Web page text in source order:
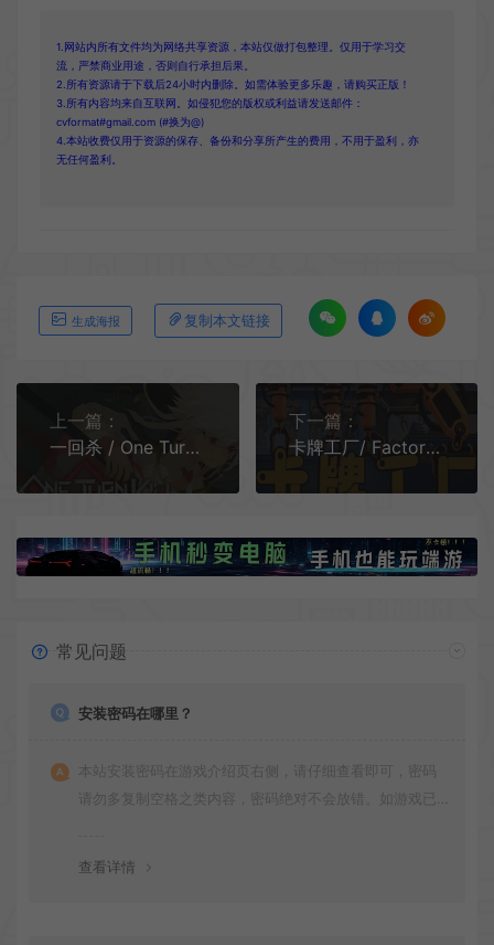
1.网站内所有文件均为网络共享资源，本站仅做打包整理。仅用于学习交
流，严禁商业用途，否则自行承担后果。
2.所有资源请于下载后24小时内删除。如需体验更多乐趣，请购买正版！
3.所有内容均来自互联网。如侵犯您的版权或利益请发送邮件：
cvformat#gmail.com (#换为@)
4.本站收费仅用于资源的保存、备份和分享所产生的费用，不用于盈利，亦
无任何盈利。
生成海报 复制本文链接
上一篇：
一回杀 / One Turn Kill 回合制抽卡策略游戏
下一篇：
卡牌工厂/ Factory Planner 自动化生产线策略游戏
常见问题
安装密码在哪里？
本站安装密码在游戏介绍页右侧，请仔细查看即可，密码
请勿多复制空格之类内容，密码绝对不会放错。如游戏已
查看详情